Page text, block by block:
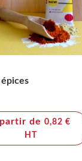
de0,82 €
HT